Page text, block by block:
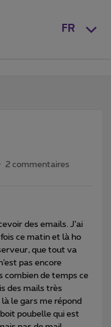
FR
2 commentaires
des emails. J’ai
ce matin et là ho
que tout va
pas encore
combien de temps ce
des mails très
le gars me répond
poubelle qui est